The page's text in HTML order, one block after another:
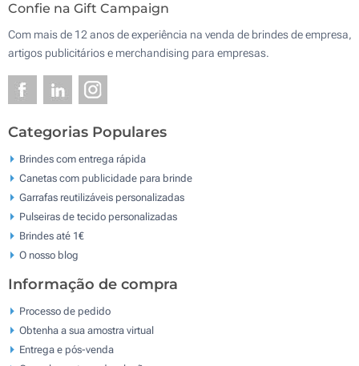
Confie na Gift Campaign
Com mais de 12 anos de experiência na venda de brindes de empresa,
artigos publicitários e merchandising para empresas.
Categorias Populares
Brindes com entrega rápida
Canetas com publicidade para brinde
Garrafas reutilizáveis personalizadas
Pulseiras de tecido personalizadas
Brindes até 1€
O nosso blog
Informação de compra
Processo de pedido
Obtenha a sua amostra virtual
Entrega e pós-venda